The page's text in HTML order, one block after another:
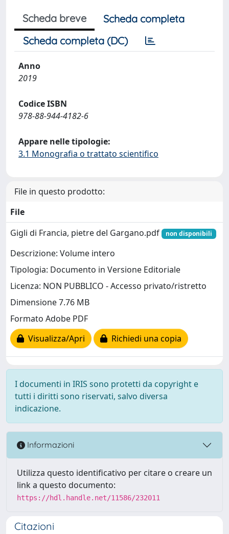
Scheda breve
Scheda completa
Scheda completa (DC)
Anno
2019
Codice ISBN
978-88-944-4182-6
Appare nelle tipologie:
3.1 Monografia o trattato scientifico
File in questo prodotto:
File
Gigli di Francia, pietre del Gargano.pdf
non disponibili
Descrizione: Volume intero
Tipologia: Documento in Versione Editoriale
Licenza: NON PUBBLICO - Accesso privato/ristretto
Dimensione 7.76 MB
Formato Adobe PDF
Visualizza/Apri
Richiedi una copia
I documenti in IRIS sono protetti da copyright e
tutti i diritti sono riservati, salvo diversa
indicazione.
Informazioni
Utilizza questo identificativo per citare o creare un
link a questo documento:
https://hdl.handle.net/11586/232011
Citazioni